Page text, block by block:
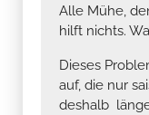
Alle Mühe,
hilft nichts.
Dieses
auf, die nur
deshalb